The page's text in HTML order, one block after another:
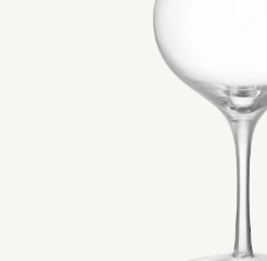
KUNDPORTRÄTT